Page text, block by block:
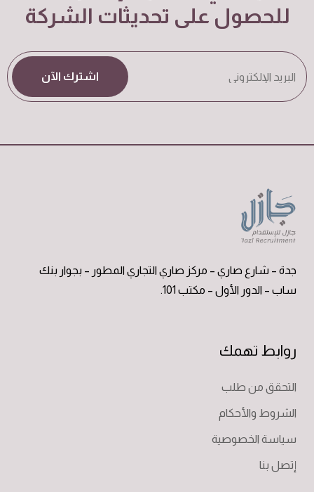
للحصول على تحديثات الشركة
اشترك الآن
جدة – شارع صاري – مركز صاري التجاري المطور – بجوار بنك
ساب – الدور الأول – مكتب 101.
روابط تهمك
التحقق من طلب
الشروط والأحكام
سياسة الخصوصية
إتصل بنا